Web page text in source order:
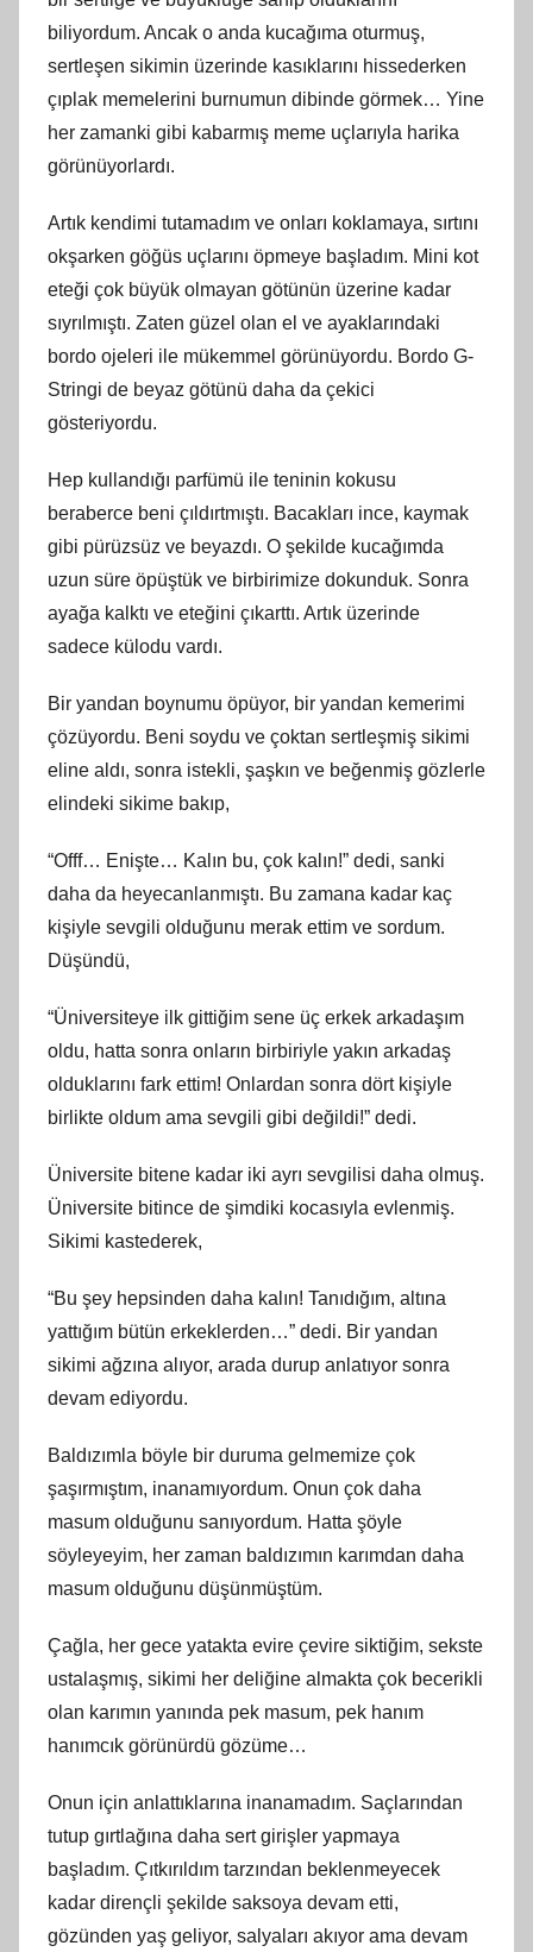
biliyordum. Ancak o anda kucağıma oturmuş,
sertleşen sikimin üzerinde kasıklarını hissederken
çıplak memelerini burnumun dibinde görmek… Yine
her zamanki gibi kabarmış meme uçlarıyla harika
görünüyorlardı.
Artık kendimi tutamadım ve onları koklamaya, sırtını
okşarken göğüs uçlarını öpmeye başladım. Mini kot
eteği çok büyük olmayan götünün üzerine kadar
sıyrılmıştı. Zaten güzel olan el ve ayaklarındaki
bordo ojeleri ile mükemmel görünüyordu. Bordo G-
Stringi de beyaz götünü daha da çekici
gösteriyordu.
Hep kullandığı parfümü ile teninin kokusu
beraberce beni çıldırtmıştı. Bacakları ince, kaymak
gibi pürüzsüz ve beyazdı. O şekilde kucağımda
uzun süre öpüştük ve birbirimize dokunduk. Sonra
ayağa kalktı ve eteğini çıkarttı. Artık üzerinde
sadece külodu vardı.
Bir yandan boynumu öpüyor, bir yandan kemerimi
çözüyordu. Beni soydu ve çoktan sertleşmiş sikimi
eline aldı, sonra istekli, şaşkın ve beğenmiş gözlerle
elindeki sikime bakıp,
“Offf… Enişte… Kalın bu, çok kalın!” dedi, sanki
daha da heyecanlanmıştı. Bu zamana kadar kaç
kişiyle sevgili olduğunu merak ettim ve sordum.
Düşündü,
“Üniversiteye ilk gittiğim sene üç erkek arkadaşım
oldu, hatta sonra onların birbiriyle yakın arkadaş
olduklarını fark ettim! Onlardan sonra dört kişiyle
birlikte oldum ama sevgili gibi değildi!” dedi.
Üniversite bitene kadar iki ayrı sevgilisi daha olmuş.
Üniversite bitince de şimdiki kocasıyla evlenmiş.
Sikimi kastederek,
“Bu şey hepsinden daha kalın! Tanıdığım, altına
yattığım bütün erkeklerden…” dedi. Bir yandan
sikimi ağzına alıyor, arada durup anlatıyor sonra
devam ediyordu.
Baldızımla böyle bir duruma gelmemize çok
şaşırmıştım, inanamıyordum. Onun çok daha
masum olduğunu sanıyordum. Hatta şöyle
söyleyeyim, her zaman baldızımın karımdan daha
masum olduğunu düşünmüştüm.
Çağla, her gece yatakta evire çevire siktiğim, sekste
ustalaşmış, sikimi her deliğine almakta çok becerikli
olan karımın yanında pek masum, pek hanım
hanımcık görünürdü gözüme…
Onun için anlattıklarına inanamadım. Saçlarından
tutup gırtlağına daha sert girişler yapmaya
başladım. Çıtkırıldım tarzından beklenmeyecek
kadar dirençli şekilde saksoya devam etti,
gözünden yaş geliyor, salyaları akıyor ama devam